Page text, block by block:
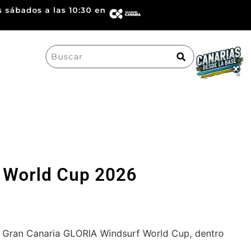
sábados a las 10:30 en
Search
for:
Cup 2026
Canaria GLORIA Windsurf World Cup, dentro